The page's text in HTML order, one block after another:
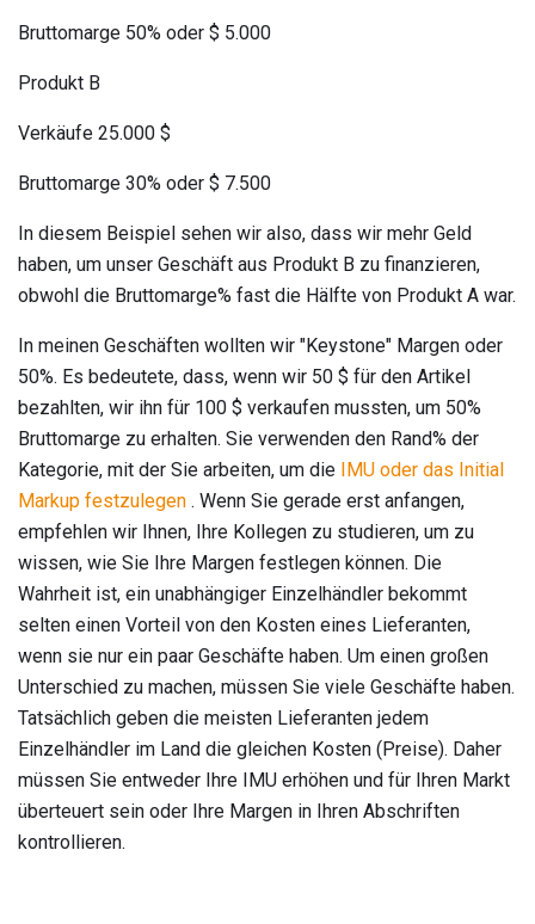
Bruttomarge 50% oder $ 5.000
Produkt B
Verkäufe 25.000 $
Bruttomarge 30% oder $ 7.500
In diesem Beispiel sehen wir also, dass wir mehr Geld
haben, um unser Geschäft aus Produkt B zu finanzieren,
obwohl die Bruttomarge% fast die Hälfte von Produkt A war.
In meinen Geschäften wollten wir "Keystone" Margen oder
50%. Es bedeutete, dass, wenn wir 50 $ für den Artikel
bezahlten, wir ihn für 100 $ verkaufen mussten, um 50%
Bruttomarge zu erhalten. Sie verwenden den Rand% der
Kategorie, mit der Sie arbeiten, um die
IMU oder das Initial
Markup festzulegen . Wenn Sie gerade erst anfangen,
empfehlen wir Ihnen, Ihre Kollegen zu studieren, um zu
wissen, wie Sie Ihre Margen festlegen können. Die
Wahrheit ist, ein unabhängiger Einzelhändler bekommt
selten einen Vorteil von den Kosten eines Lieferanten,
wenn sie nur ein paar Geschäfte haben. Um einen großen
Unterschied zu machen, müssen Sie viele Geschäfte haben.
Tatsächlich geben die meisten Lieferanten jedem
Einzelhändler im Land die gleichen Kosten (Preise). Daher
müssen Sie entweder Ihre IMU erhöhen und für Ihren Markt
überteuert sein oder Ihre Margen in Ihren Abschriften
kontrollieren.